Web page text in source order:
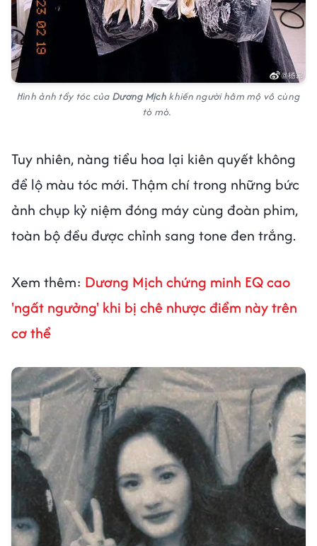
Hình ảnh tẩy tóc củaDương Mịch khiến người hâm mộ vô cùng
tò mò.
Tuy nhiên, nàng tiểu hoa lại kiên quyết không
để lộ màu tóc mới. Thậm chí trong những bức
ảnh chụp kỷ niệm đóng máy cùng đoàn phim,
toàn bộ đều được chỉnh sang tone đen trắng.
Xem thêm: Dương Mịch chứng minh EQ cao
'ngất ngưởng' khi bị chê nhược điểm này trên
cơ thể